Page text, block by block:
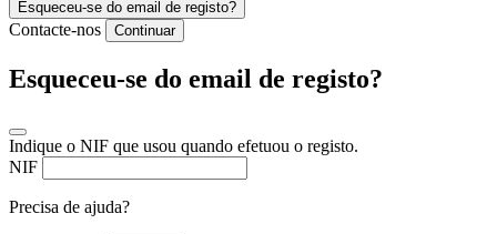
Esqueceu-se do email de registo?
Contacte-nos Continuar
Esqueceu-se do email de registo?
Indique o NIF que usou quando efetuou o registo.
NIF
Precisa de ajuda?